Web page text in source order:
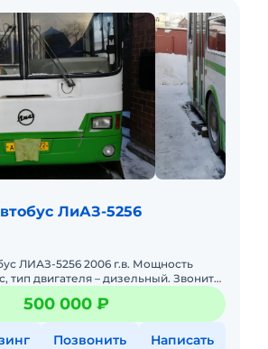
ЛиАЗ-5256
ЛИАЗ-5256 2006 г.в. Мощность
тип двигателя – дизельный. Звонить
17-00. Возможен торг при осмотре.
500 000 ₽
Позвонить Написать